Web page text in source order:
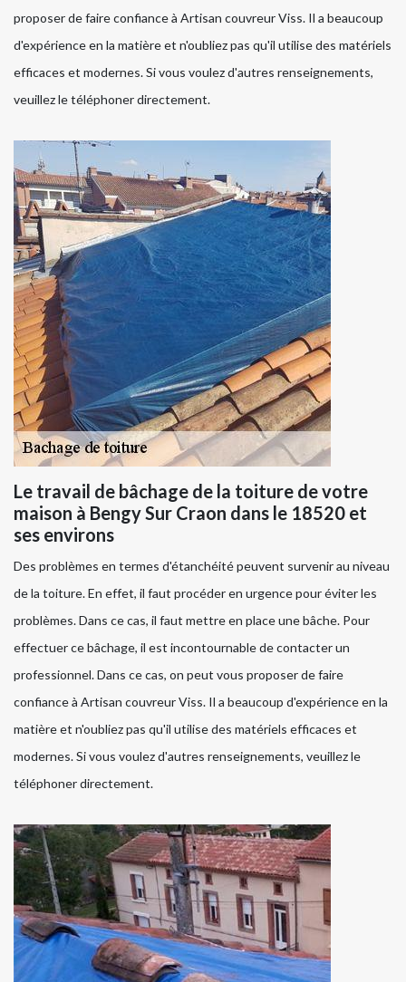
proposer de faire confiance à Artisan couvreur Viss. Il a beaucoup
d'expérience en la matière et n'oubliez pas qu'il utilise des matériels
efficaces et modernes. Si vous voulez d'autres renseignements,
veuillez le téléphoner directement.
Le travail de bâchage de la toiture de votre
maison à Bengy Sur Craon dans le 18520 et
ses environs
Des problèmes en termes d'étanchéité peuvent survenir au niveau
de la toiture. En effet, il faut procéder en urgence pour éviter les
problèmes. Dans ce cas, il faut mettre en place une bâche. Pour
effectuer ce bâchage, il est incontournable de contacter un
professionnel. Dans ce cas, on peut vous proposer de faire
confiance à Artisan couvreur Viss. Il a beaucoup d'expérience en la
matière et n'oubliez pas qu'il utilise des matériels efficaces et
modernes. Si vous voulez d'autres renseignements, veuillez le
téléphoner directement.